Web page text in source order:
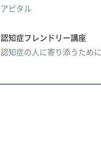
アピタル
認知症フレンドリー講座
認知症の人に寄り添うために